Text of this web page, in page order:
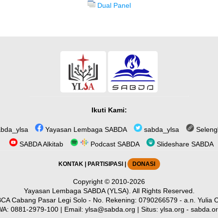
Dual Panel
Ikuti Kami:
Yayasan Lembaga SABDA sabda_ylsa
SABDA Alkitab
Podcast SABDA Slideshare SABDA
KONTAK| PARTISIPASI DONASI
Copyright © 2010-2026
Yayasan Lembaga SABDA (YLSA). All Rights Reserved.
Cabang Pasar Legi Solo - No. Rekening: 0790266579 - a.n. Yulia
0881-2979-100| Email: ylsa@sabda.org | Situs: ylsa.org -